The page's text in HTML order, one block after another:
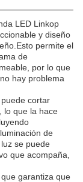
LED Linkop
y diseño
permite el
de
por lo que
hay problema
cortar
lo que la hace
de
se puede
que acompaña,
garantiza que